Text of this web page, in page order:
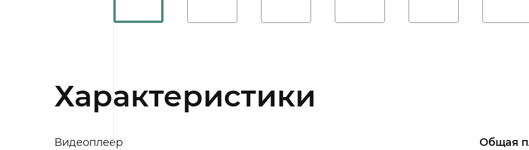
Характеристики
Видеоплеер Общая